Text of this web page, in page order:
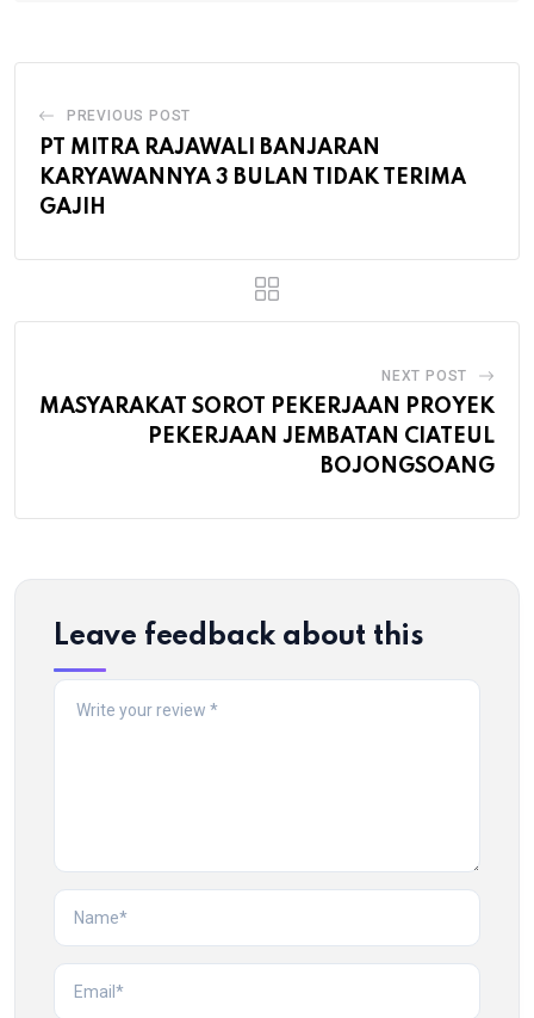
PREVIOUS POST
PT MITRA RAJAWALI BANJARAN
KARYAWANNYA 3 BULAN TIDAK TERIMA
GAJIH
NEXT POST
MASYARAKAT SOROT PEKERJAAN PROYEK
PEKERJAAN JEMBATAN CIATEUL
BOJONGSOANG
Leave feedback about this